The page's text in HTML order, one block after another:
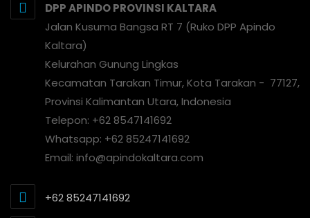
DPP APINDO PROVINSI KALTARA
Jalan Kusuma Bangsa RT 7 (Ruko DPP Apindo
Kaltara)
Kelurahan Gunung Lingkas
Kecamatan Tarakan Timur, Kota Tarakan - 77127,
Provinsi Kalimantan Utara, Indonesia
Telepon: +62 8547141692
Whatsapp: +62 85247141692
Email: info@apindokaltara.com
+62 85247141692